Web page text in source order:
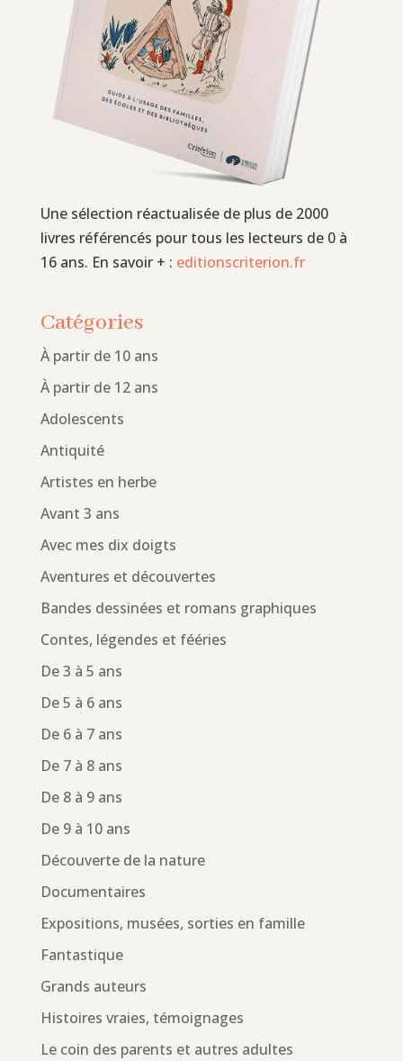
Une sélection réactualisée de plus de 2000
livres référencés pour tous les lecteurs de 0 à
16 ans. En savoir + : editionscriterion.fr
Catégories
À partir de 10 ans
À partir de 12 ans
Adolescents
Antiquité
Artistes en herbe
Avant 3 ans
Avec mes dix doigts
Aventures et découvertes
Bandes dessinées et romans graphiques
Contes, légendes et fééries
De 3 à 5 ans
De 5 à 6 ans
De 6 à 7 ans
De 7 à 8 ans
De 8 à 9 ans
De 9 à 10 ans
Découverte de la nature
Documentaires
Expositions, musées, sorties en famille
Fantastique
Grands auteurs
Histoires vraies, témoignages
Le coin des parents et autres adultes